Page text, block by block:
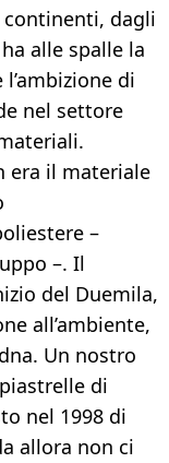
dagli
alle spalle la
di
nel settore
era il materiale
–
–. Il
del Duemila,
all’ambiente,
Un nostro
di
nel 1998 di
allora non ci